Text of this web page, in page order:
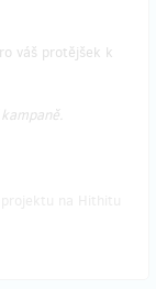
váš protějšek k